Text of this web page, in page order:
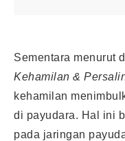
Sementara menurut
Kehamilan &
kehamilan
di payudara. Hal ini
pada jaringan